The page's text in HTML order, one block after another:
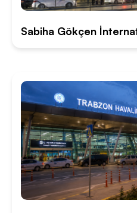
Sabiha Gökçen